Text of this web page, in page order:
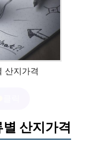
산지가격
산지가격